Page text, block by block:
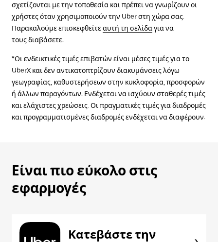
σχετίζονται με την τοποθεσία και πρέπει να γνωρίζουν οι
χρήστες όταν χρησιμοποιούν την Uber στη χώρα σας.
Παρακαλούμε επισκεφθείτεαυτή τη σελίδα για να
τους διαβάσετε.
*Οι ενδεικτικές τιμές επιβατών είναι μέσες τιμές για το
UberX και δεν αντικατοπτρίζουν διακυμάνσεις λόγω
γεωγραφίας, καθυστερήσεων στην κυκλοφορία, προσφορών
ή άλλων παραγόντων. Ενδέχεται να ισχύουν σταθερές τιμές
και ελάχιστες χρεώσεις. Οι πραγματικές τιμές για διαδρομές
και προγραμματισμένες διαδρομές ενδέχεται να διαφέρουν.
Είναι πιο εύκολο στις
εφαρμογές
Κατεβάστε την